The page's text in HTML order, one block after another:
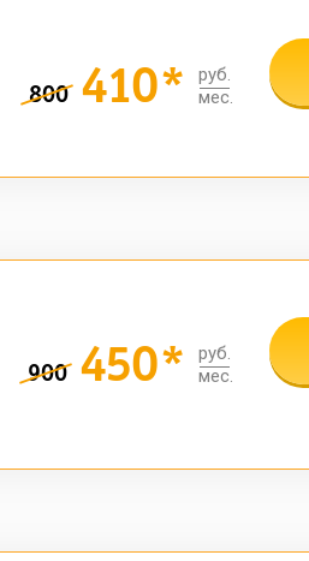
800 410*
руб.
мес.
900 450*
руб.
мес.